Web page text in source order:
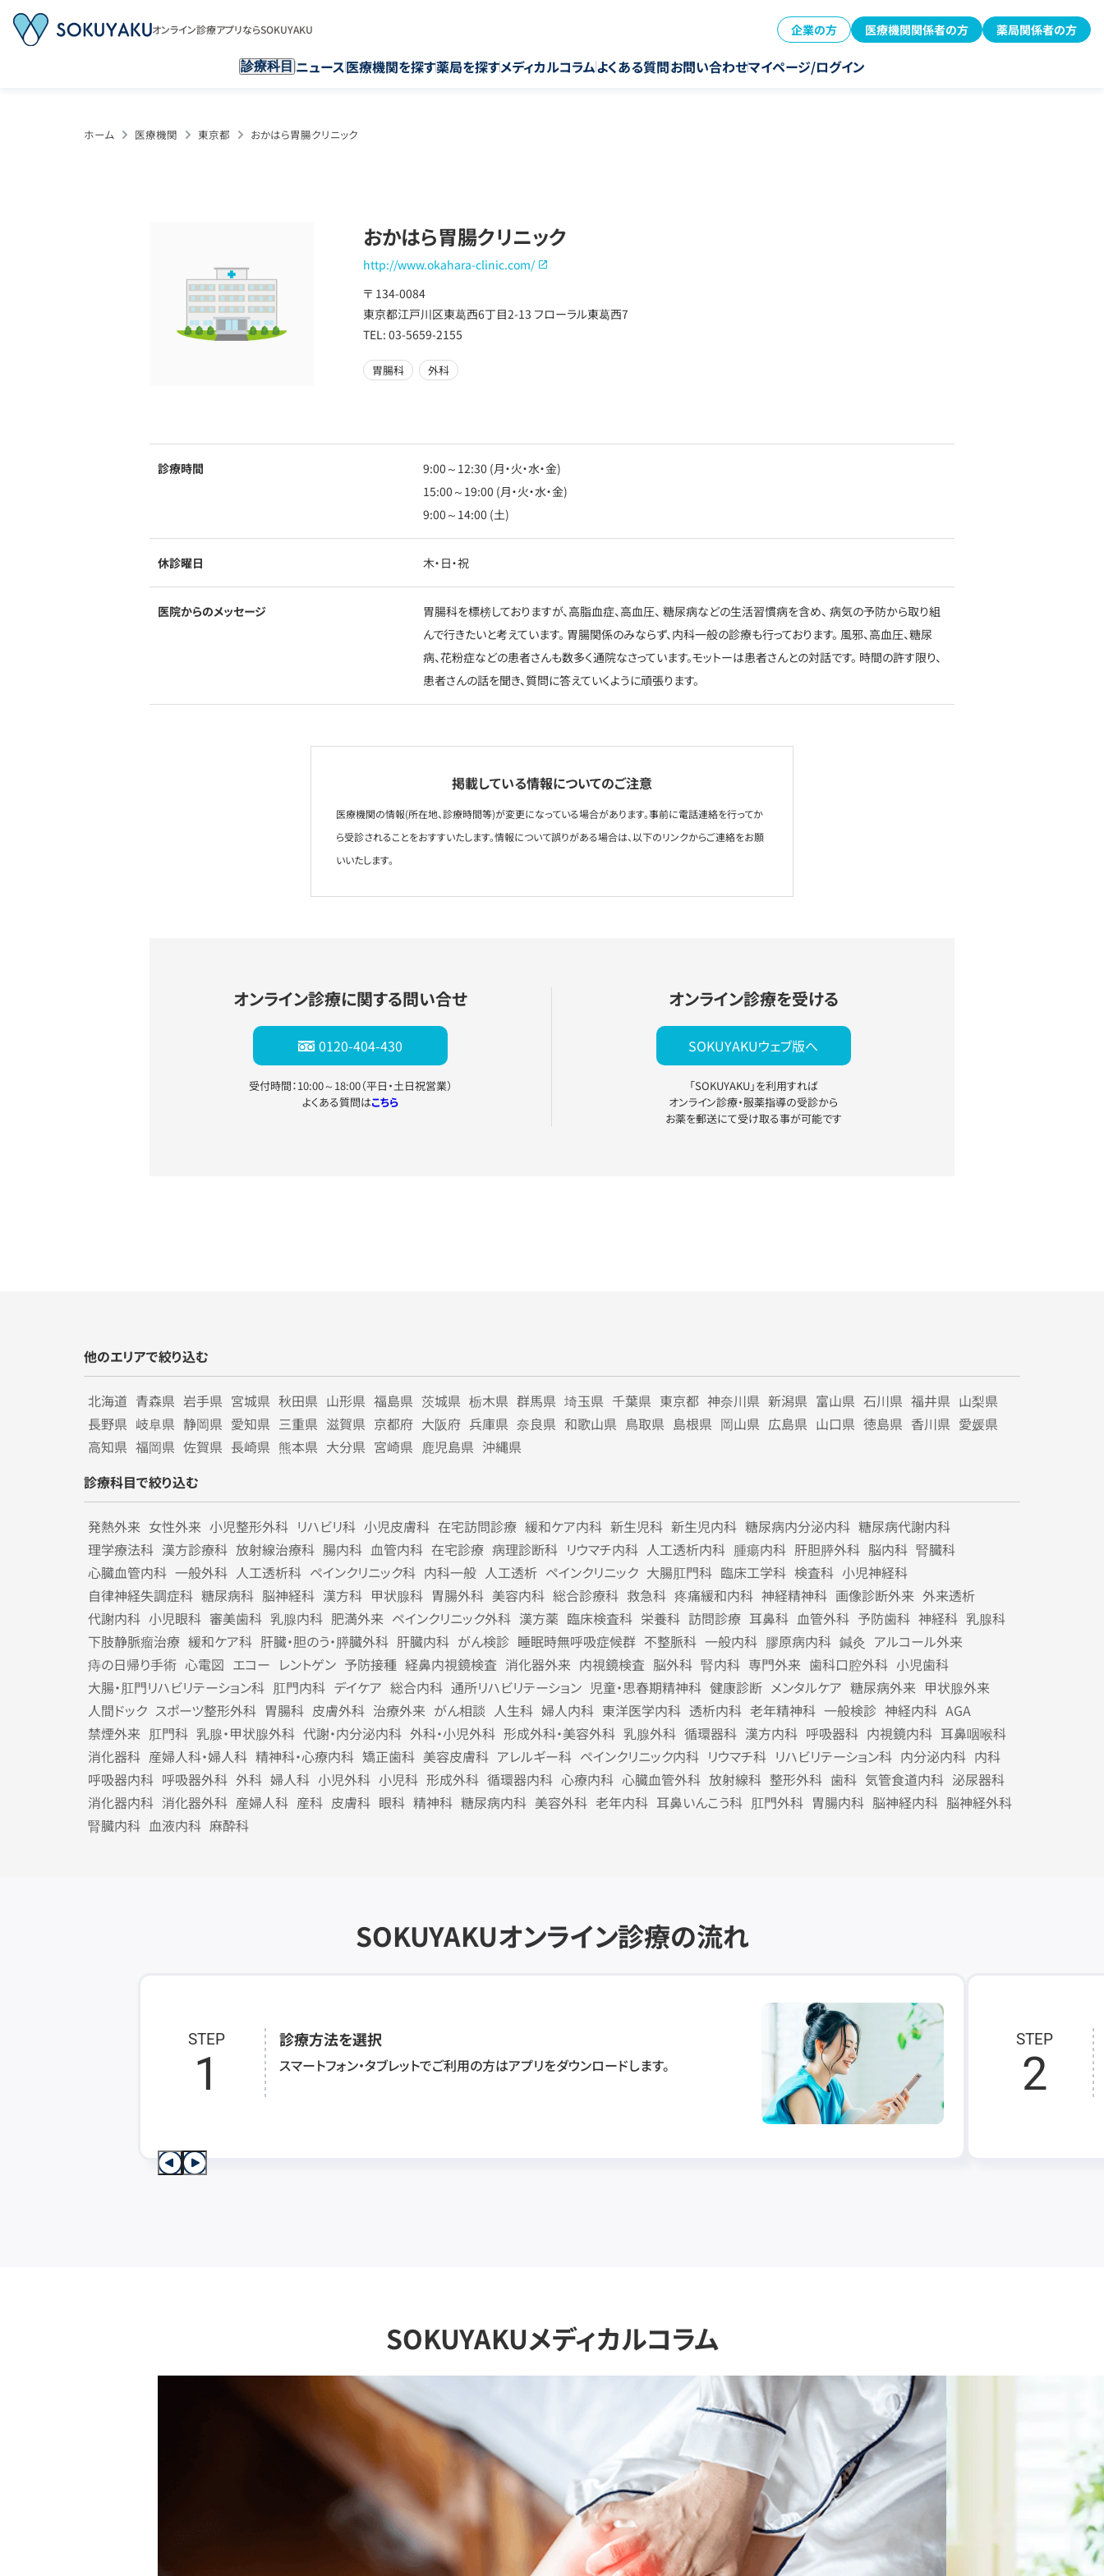
オンライン診療アプリならSOKUYAKU 企業の方 医療機関関係者の方 薬局関係者の方
診療科目 ニュース医療機関を探す薬局を探すメディカルコラムよくある質問お問い合わせマイページ/ログイン
ホーム 医療機関 東京都 おかはら胃腸クリニック
おかはら胃腸クリニック
http://www.okahara-clinic.com/
〒 134-0084
東京都江戸川区東葛西6丁目2-13 フローラル東葛西7
TEL: 03-5659-2155
胃腸科 外科
診療時間
9:00～12:30 (月・火・水・金)
15:00～19:00 (月・火・水・金)
9:00～14:00 (土)
休診曜日 木・日・祝
医院からのメッセージ
胃腸科を標榜しておりますが、高脂血症、高血圧、 糖尿病などの生活習慣病を含め、 病気の予防から取り組
んで行きたいと考えています。 胃腸関係のみならず、内科一般の診療も行っております。 風邪、高血圧、糖尿
病、花粉症などの患者さんも数多く通院なさっています。モットーは患者さんとの対話です。 時間の許す限り、
患者さんの話を聞き、質問に答えていくように頑張ります。
掲載している情報についてのご注意
医療機関の情報(所在地、診療時間等)が変更になっている場合があります。事前に電話連絡を行ってか
ら受診されることをおすすいたします。情報について誤りがある場合は、以下のリンクからご連絡をお願
いいたします。
オンライン診療に関する問い合せ
0120-404-430
受付時間：10:00～18:00（平日・土日祝営業）
よくある質問はこちら
オンライン診療を受ける
SOKUYAKUウェブ版へ
「SOKUYAKU」を利用すれば
オンライン診療・服薬指導の受診から
お薬を郵送にて受け取る事が可能です
他のエリアで絞り込む
北海道 青森県 岩手県 宮城県 秋田県 山形県 福島県 茨城県 栃木県 群馬県 埼玉県 千葉県 東京都 神奈川県 新潟県 富山県 石川県 福井県 山梨県
長野県 岐阜県 静岡県 愛知県 三重県 滋賀県 京都府 大阪府 兵庫県 奈良県 和歌山県 鳥取県 島根県 岡山県 広島県 山口県 徳島県 香川県 愛媛県
高知県 福岡県 佐賀県 長崎県 熊本県 大分県 宮崎県 鹿児島県 沖縄県
診療科目で絞り込む
発熱外来 女性外来 小児整形外科 リハビリ科 小児皮膚科 在宅訪問診療 緩和ケア内科 新生児科 新生児内科 糖尿病内分泌内科 糖尿病代謝内科
理学療法科 漢方診療科 放射線治療科 腸内科 血管内科 在宅診療 病理診断科 リウマチ内科 人工透析内科 腫瘍内科 肝胆膵外科 脳内科 腎臓科
心臓血管内科 一般外科 人工透析科 ペインクリニック科 内科一般 人工透析 ペインクリニック 大腸肛門科 臨床工学科 検査科 小児神経科
自律神経失調症科 糖尿病科 脳神経科 漢方科 甲状腺科 胃腸外科 美容内科 総合診療科 救急科 疼痛緩和内科 神経精神科 画像診断外来 外来透析
代謝内科 小児眼科 審美歯科 乳腺内科 肥満外来 ペインクリニック外科 漢方薬 臨床検査科 栄養科 訪問診療 耳鼻科 血管外科 予防歯科 神経科 乳腺科
下肢静脈瘤治療 緩和ケア科 肝臓・胆のう・膵臓外科 肝臓内科 がん検診 睡眠時無呼吸症候群 不整脈科 一般内科 膠原病内科 鍼灸 アルコール外来
痔の日帰り手術 心電図 エコー レントゲン 予防接種 経鼻内視鏡検査 消化器外来 内視鏡検査 脳外科 腎内科 専門外来 歯科口腔外科 小児歯科
大腸・肛門リハビリテーション科 肛門内科 デイケア 総合内科 通所リハビリテーション 児童・思春期精神科 健康診断 メンタルケア 糖尿病外来 甲状腺外来
人間ドック スポーツ整形外科 胃腸科 皮膚外科 治療外来 がん相談 人生科 婦人内科 東洋医学内科 透析内科 老年精神科 一般検診 神経内科 AGA
禁煙外来 肛門科 乳腺・甲状腺外科 代謝・内分泌内科 外科・小児外科 形成外科・美容外科 乳腺外科 循環器科 漢方内科 呼吸器科 内視鏡内科 耳鼻咽喉科
消化器科 産婦人科・婦人科 精神科・心療内科 矯正歯科 美容皮膚科 アレルギー科 ペインクリニック内科 リウマチ科 リハビリテーション科 内分泌内科 内科
呼吸器内科 呼吸器外科 外科 婦人科 小児外科 小児科 形成外科 循環器内科 心療内科 心臓血管外科 放射線科 整形外科 歯科 気管食道内科 泌尿器科
消化器内科 消化器外科 産婦人科 産科 皮膚科 眼科 精神科 糖尿病内科 美容外科 老年内科 耳鼻いんこう科 肛門外科 胃腸内科 脳神経内科 脳神経外科
腎臓内科 血液内科 麻酔科
SOKUYAKUオンライン診療の流れ
STEP
1
診療方法を選択
スマートフォン・タブレットでご利用の方はアプリをダウンロードします。
STEP
2
SOKUYAKUメディカルコラム